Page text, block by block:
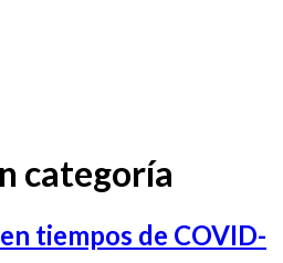
categoría
tiempos de COVID-